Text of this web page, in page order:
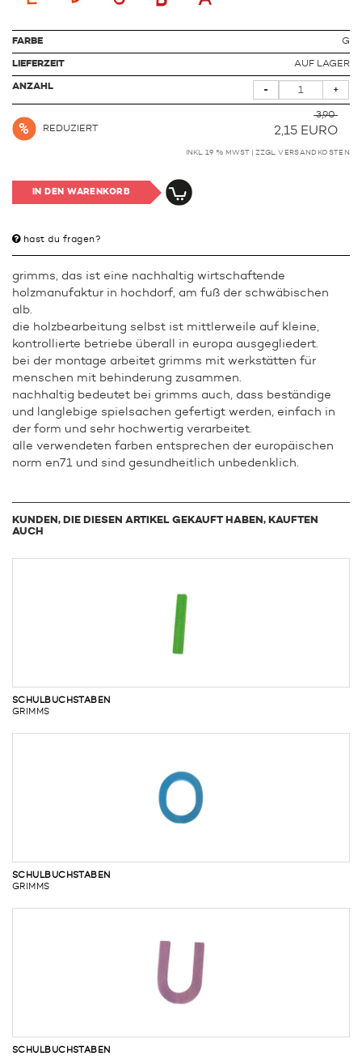
FARBE G
LIEFERZEIT AUF LAGER
ANZAHL - +
REDUZIERT
3,90
2,15 EURO
INKL. 19 % MWST | ZZGL.VERSANDKOSTEN
IN DEN WARENKORB
hast du fragen?
grimms, das ist eine nachhaltig wirtschaftende
holzmanufaktur in hochdorf, am fuß der schwäbischen
alb.
die holzbearbeitung selbst ist mittlerweile auf kleine,
kontrollierte betriebe überall in europa ausgegliedert.
bei der montage arbeitet grimms mit werkstätten für
menschen mit behinderung zusammen.
nachhaltig bedeutet bei grimms auch, dass beständige
und langlebige spielsachen gefertigt werden, einfach in
der form und sehr hochwertig verarbeitet.
alle verwendeten farben entsprechen der europäischen
norm en71 und sind gesundheitlich unbedenklich.
KUNDEN, DIE DIESEN ARTIKEL GEKAUFT HABEN, KAUFTEN
AUCH
SCHULBUCHSTABEN
GRIMMS
SCHULBUCHSTABEN
GRIMMS
SCHULBUCHSTABEN